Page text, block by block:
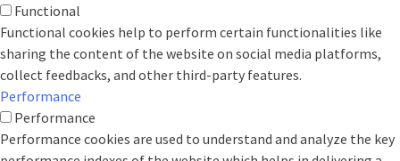
Functional
Functional cookies help to perform certain functionalities like
sharing the content of the website on social media platforms,
collect feedbacks, and other third-party features.
Performance
Performance
Performance cookies are used to understand and analyze the key